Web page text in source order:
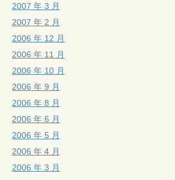
2007 年 3 月
2007 年 2 月
2006 年 12 月
2006 年 11 月
2006 年 10 月
2006 年 9 月
2006 年 8 月
2006 年 6 月
2006 年 5 月
2006 年 4 月
2006 年 3 月